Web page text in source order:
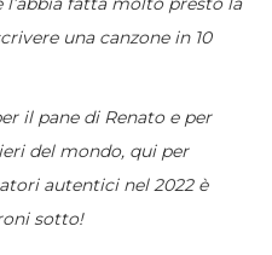
una canzone in 10
il pane di Renato e per
del mondo, qui per
autentici nel 2022 è
sotto!